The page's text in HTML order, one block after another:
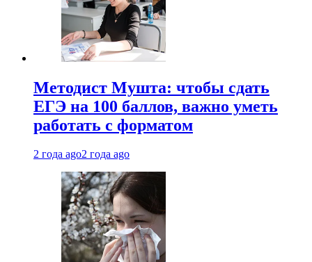
Методист Мушта: чтобы сдать
ЕГЭ на 100 баллов, важно уметь
работать с форматом
2 года ago2 года ago